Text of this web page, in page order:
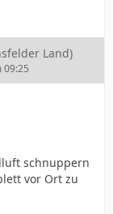
Land)
09:25
schnuppern
vor Ort zu